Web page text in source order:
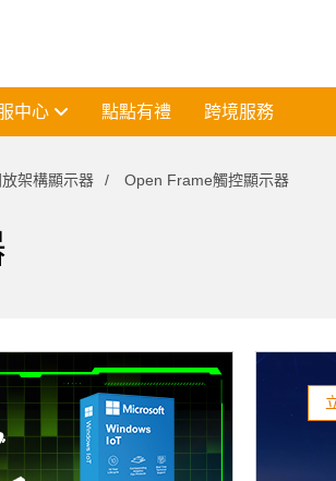
中心 點點有禮 跨境服務
架構顯示器 Open Frame觸控顯示器